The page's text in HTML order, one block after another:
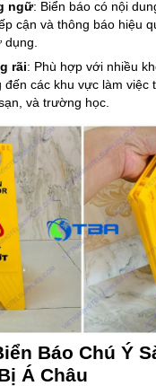
ngữ: Biển báo có nội
cận và thông báo hiệu
rãi: Phù hợp với nhiều
các khu vực làm việc
và trường học.
Báo Chú Ý
Á Châu